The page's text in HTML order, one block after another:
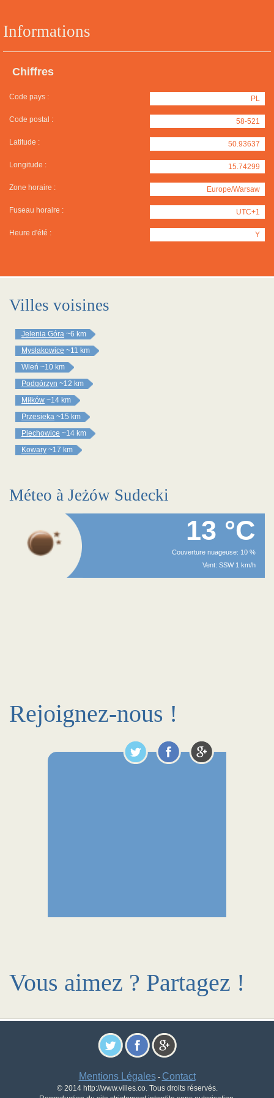
Informations
Chiffres
Code pays : PL
Code postal : 58-521
Latitude : 50.93637
Longitude : 15.74299
Zone horaire : Europe/Warsaw
Fuseau horaire : UTC+1
Heure d'été : Y
Villes voisines
Jelenia Góra ~6 km
Mysłakowice ~11 km
Wleń ~10 km
Podgórzyn ~12 km
Miłków ~14 km
Przesieka ~15 km
Piechowice ~14 km
Kowary ~17 km
Méteo à Jeżów Sudecki
13 °C
Couverture nuageuse: 10 %
Vent: SSW 1 km/h
Rejoignez-nous !
Vous aimez ? Partagez !
Mentions Légales- Contact
© 2014 http://www.villes.co. Tous droits réservés.